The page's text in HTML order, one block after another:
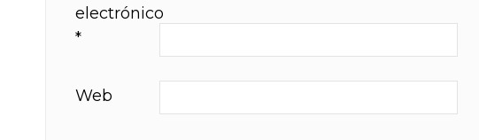
electrónico
*
Web